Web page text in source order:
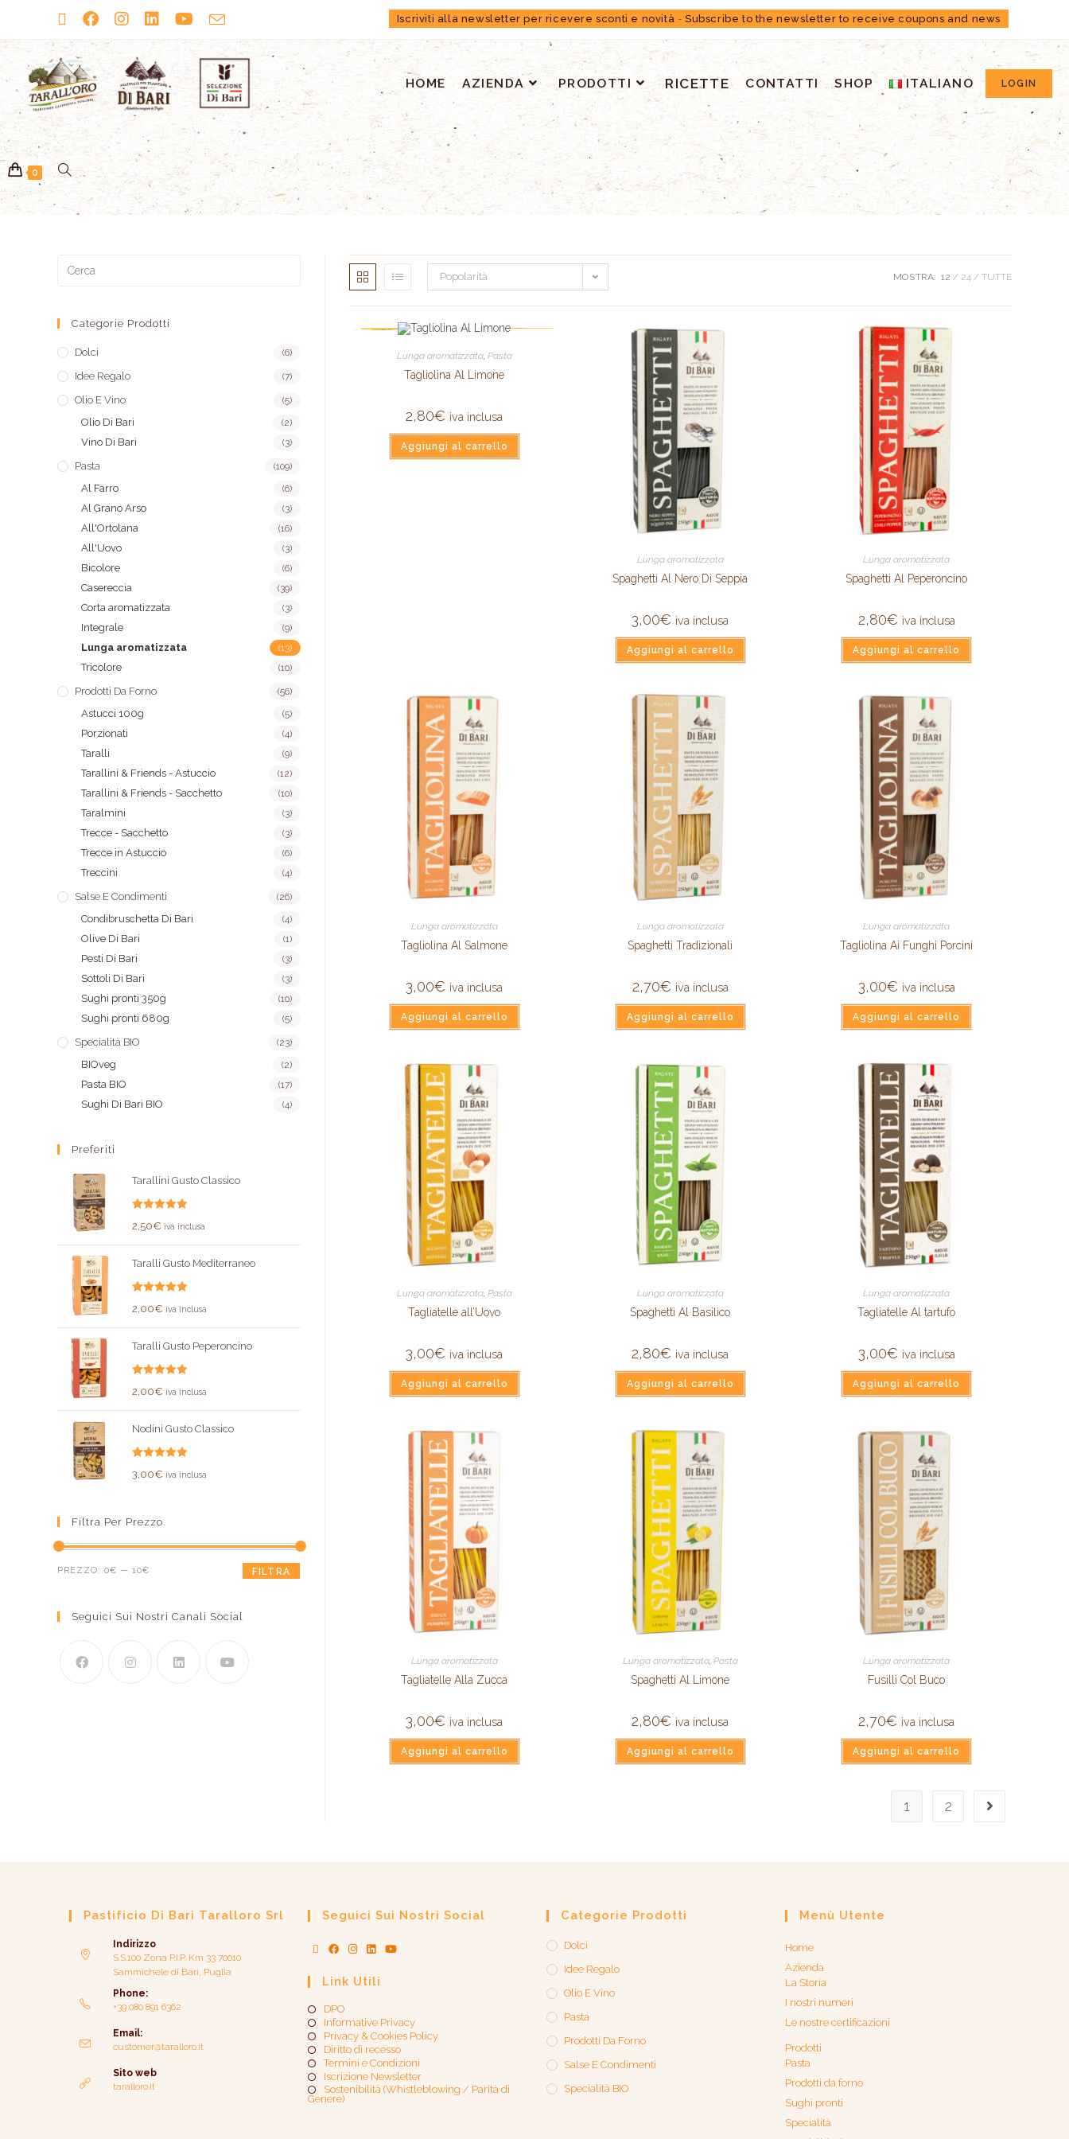
Iscriviti alla newsletter per ricevere sconti e novità - Subscribe to the newsletter to receive coupons and news
LOGIN
HOME AZIENDA PRODOTTI RICETTE CONTATTI SHOP ITALIANO
0
Popolarità MOSTRA: 12 24 TUTTE
Lunga aromatizzata, Pasta
Tagliolina Al Limone
2,80€ iva inclusa
Aggiungi al carrello
Lunga aromatizzata
Spaghetti Al Nero Di Seppia
3,00€ iva inclusa
Aggiungi al carrello
Lunga aromatizzata
Spaghetti Al Peperoncino
2,80€ iva inclusa
Aggiungi al carrello
Lunga aromatizzata
Tagliolina Al Salmone
3,00€ iva inclusa
Aggiungi al carrello
Lunga aromatizzata
Spaghetti Tradizionali
2,70€ iva inclusa
Aggiungi al carrello
Lunga aromatizzata
Tagliolina Ai Funghi Porcini
3,00€ iva inclusa
Aggiungi al carrello
Lunga aromatizzata, Pasta
Tagliatelle all’Uovo
3,00€ iva inclusa
Aggiungi al carrello
Lunga aromatizzata
Spaghetti Al Basilico
2,80€ iva inclusa
Aggiungi al carrello
Lunga aromatizzata
Tagliatelle Al tartufo
3,00€ iva inclusa
Aggiungi al carrello
Lunga aromatizzata
Tagliatelle Alla Zucca
3,00€ iva inclusa
Aggiungi al carrello
Lunga aromatizzata, Pasta
Spaghetti Al Limone
2,80€ iva inclusa
Aggiungi al carrello
Lunga aromatizzata
Fusilli Col Buco
2,70€ iva inclusa
Aggiungi al carrello
1 2
Categorie Prodotti
Dolci (6)
Idee Regalo (7)
Olio E Vino (5)
Olio Di Bari (2)
Vino Di Bari (3)
Pasta (109)
Al Farro (6)
Al Grano Arso (3)
All'Ortolana (16)
All'Uovo (3)
Bicolore (6)
Casereccia (39)
Corta aromatizzata (3)
Integrale (9)
Lunga aromatizzata (13)
Tricolore (10)
Prodotti Da Forno (56)
Astucci 100g (5)
Porzionati (4)
Taralli (9)
Tarallini & Friends - Astuccio (12)
Tarallini & Friends - Sacchetto (10)
Taralmini (3)
Trecce - Sacchetto (3)
Trecce in Astuccio (6)
Treccini (4)
Salse E Condimenti (26)
Condibruschetta Di Bari (4)
Olive Di Bari (1)
Pesti Di Bari (3)
Sottoli Di Bari (3)
Sughi pronti 350g (10)
Sughi pronti 680g (5)
Specialità BIO (23)
BIOveg (2)
Pasta BIO (17)
Sughi Di Bari BIO (4)
Preferiti
Tarallini Gusto Classico
2,50€ iva inclusa
Taralli Gusto Mediterraneo
2,00€ iva inclusa
Taralli Gusto Peperoncino
2,00€ iva inclusa
Nodini Gusto Classico
3,00€ iva inclusa
Filtra Per Prezzo
FILTRA
PREZZO: 0€ — 10€
Seguici Sui Nostri Canali Social
Pastificio Di Bari Taralloro Srl
Indirizzo
S.S.100 Zona P.I.P. Km 33 70010
Sammichele di Bari, Puglia
Phone:
+39 080 891 6362
Email:
customer@taralloro.it
Sito web
taralloro.it
Seguici Sui Nostri Social
Link Utili
DPO
Informative Privacy
Privacy & Cookies Policy
Diritto di recesso
Termini e Condizioni
Iscrizione Newsletter
Sostenibilità (Whistleblowing / Parità di
Genere)​
Categorie Prodotti
Dolci
Idee Regalo
Olio E Vino
Pasta
Prodotti Da Forno
Salse E Condimenti
Specialità BIO
Menù Utente
Home
Azienda
La Storia
I nostri numeri
Le nostre certificazioni
Prodotti
Pasta
Prodotti da forno
Sughi pronti
Specialità